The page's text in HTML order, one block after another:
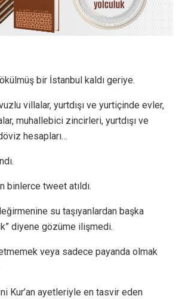
bir İstanbul kaldı geriye.
villalar, yurtdışı ve yurtiçinde evler,
muhallebici zincirleri, yurtdışı ve
hesapları…
binlerce tweet atıldı.
su taşıyanlardan başka
diyene gözüme ilişmedi.
veya sadece payanda olmak
Kur’an ayetleriyle en tasvir eden